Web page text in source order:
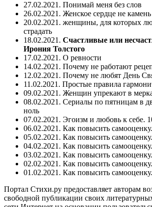
27.02.2021. Понимай меня без слов
26.02.2021. Женское сердце не камень
20.02.2021. женщины, для которых
страдать
18.02.2021. Счастливые или
Ирония Толстого
17.02.2021. О ревности
14.02.2021. Почему не работают
12.02.2021. Почему не любят День
11.02.2021. Простые правила
09.02.2021. Женщин упрекают в
08.02.2021. Сериалы по пятницам в
ноль
07.02.2021. Эгоизм и любовь к себе.
06.02.2021. Как повысить
05.02.2021. Как повысить
04.02.2021. Как повысить
03.02.2021. Как повысить
02.02.2021. Как повысить
01.02.2021. Как повысить
Портал Стихи.ру предоставляет авторам
свободной публикации своих